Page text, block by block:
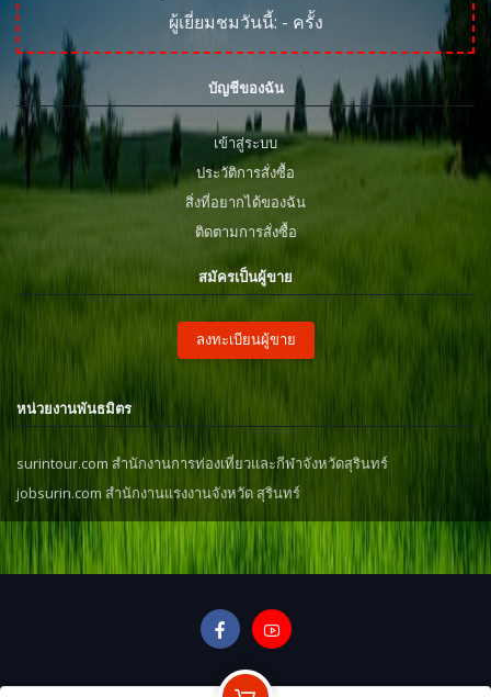
ผู้เยี่ยมชมวันนี้: - ครั้ง
บัญชีของฉัน
เข้าสู่ระบบ
ประวัติการสั่งซื้อ
สิ่งที่อยากได้ของฉัน
ติดตามการสั่งซื้อ
สมัครเป็นผู้ขาย
ลงทะเบียนผู้ขาย
หน่วยงานพันธมิตร
surintour.com สำนักงานการท่องเที่ยวและกีฬาจังหวัดสุรินทร์
jobsurin.com สำนักงานแรงงานจังหวัด สุรินทร์